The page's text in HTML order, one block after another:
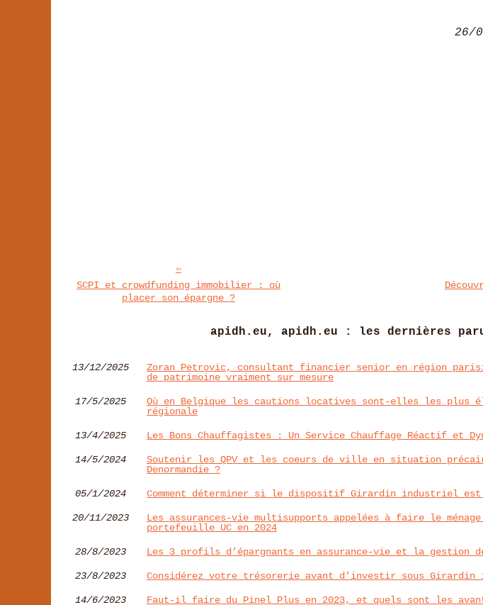
26/
SCPI et crowdfunding immobilier : où
placer son épargne ?
apidh.eu, apidh.eu : les dernières
13/12/2025
Zoran Petrovic, consultant financier senior en région
de patrimoine vraiment sur mesure
17/5/2025
Où en Belgique les cautions locatives sont-elles les plus
régionale
13/4/2025 Les Bons Chauffagistes : Un Service Chauffage Réactif et
14/5/2024
Soutenir les QPV et les coeurs de ville en situation
Denormandie ?
05/1/2024 Comment déterminer si le dispositif Girardin industriel
20/11/2023
Les assurances-vie multisupports appelées à faire le
portefeuille UC en 2024
28/8/2023 Les 3 profils d’épargnants en assurance-vie et la gestion
23/8/2023 Considérez votre trésorerie avant d’investir sous
14/6/2023 Faut-il faire du Pinel Plus en 2023, et quels sont les